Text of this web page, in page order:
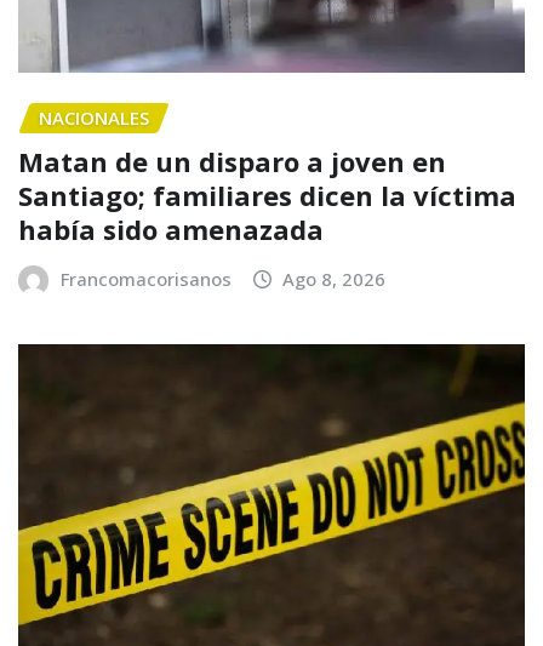
NACIONALES
Matan de un disparo a joven en
Santiago; familiares dicen la víctima
había sido amenazada
Francomacorisanos Ago 8, 2026